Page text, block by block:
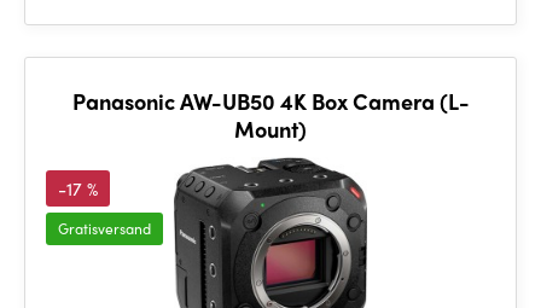
Panasonic AW-UB50 4K Box Camera (L-
Mount)
-17 %
Gratisversand